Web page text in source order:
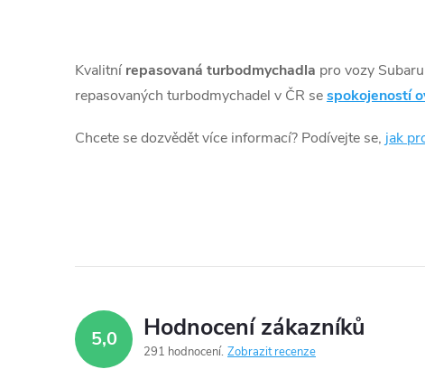
ů
v
l
á
í
p
r
Kvalitní repasovaná turbodmychadla pro vozy
repasovaných turbodmychadel v ČR sespokojeností
Chcete se dozvědět více informací? Podívejte se, jak
5,0 Hodnocení zákazníků
291 hodnocení Zobrazit recenze